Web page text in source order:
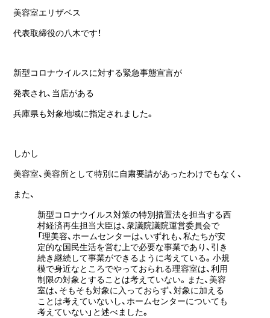
美容室エリザベス
代表取締役の八木です！
新型コロナウイルスに対する緊急事態宣言が
発表され、当店がある
兵庫県も対象地域に指定されました。
しかし
美容室、美容所として特別に自粛要請があったわけでもなく、
また、
新型コロナウイルス対策の特別措置法を担当する西
村経済再生担当大臣は、衆議院議院運営委員会で
「理美容、ホームセンターは、いずれも、私たちが安
定的な国民生活を営む上で必要な事業であり、引き
続き継続して事業ができるように考えている。小規
模で身近なところでやっておられる理容室は、利用
制限の対象とすることは考えていない。また、美容
室は、そもそも対象に入っておらず、対象に加える
ことは考えていないし、ホームセンターについても
考えていない」と述べました。